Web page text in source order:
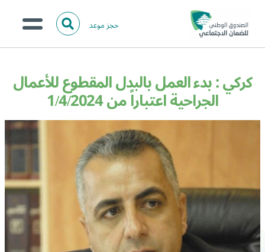
حجز موعد ا
ل
ث
الخدمات الالكترونية
المركز الإعلامي
تواصل معنا
البحث
كركي : بدء العمل بالبدل المقطوع للأعمال
الجراحية اعتباراً من 1/4/2024